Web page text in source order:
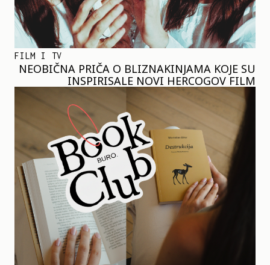
FILM I TV
NEOBIČNA PRIČA O BLIZNAKINJAMA KOJE SU
INSPIRISALE NOVI HERCOGOV FILM